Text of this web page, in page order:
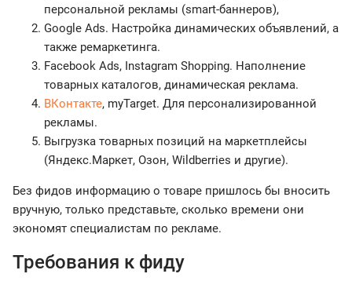
персональной рекламы (smart-баннеров),
Google Ads. Настройка динамических объявлений, а
также ремаркетинга.
Facebook Ads, Instagram Shopping. Наполнение
товарных каталогов, динамическая реклама.
ВКонтакте, myTarget. Для персонализированной
рекламы.
Выгрузка товарных позиций на маркетплейсы
(Яндекс.Маркет, Озон, Wildberries и другие).
Без фидов информацию о товаре пришлось бы вносить
вручную, только представьте, сколько времени они
экономят специалистам по рекламе.
Требования к фиду